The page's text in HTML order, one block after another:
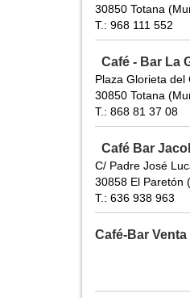
30850 Totana
T.: 968 111 552
Café - Bar La
Plaza Glorieta del
30850 Totana
T.: 868 81 37 08
Café Bar
C/ Padre José
30858 El Paretón
T.: 636 938 963
Café-Bar